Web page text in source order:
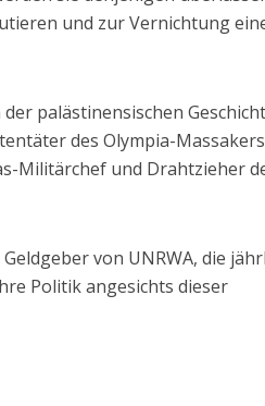
und zur Vernichtung
palästinensischen
des Olympia-
Militärchef und Drahtzieher
von UNRWA, die
Politik angesichts dieser